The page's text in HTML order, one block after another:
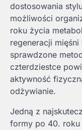
dostosowania
możliwości
roku życia
regeneracji
sprawdzone
czterdziestce
aktywność
odżywianie.
Jedną z
formy po 40. roku